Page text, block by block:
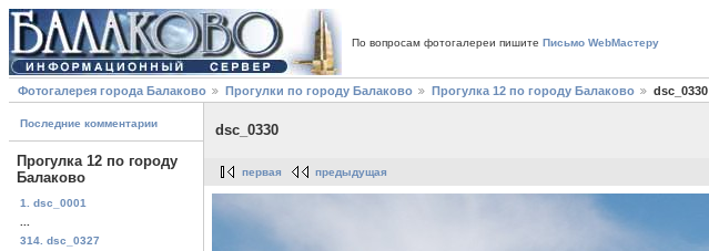
По вопросам фотогалереи пишите Письмо WebМастеру
Фотогалерея города Балаково Прогулки по городу Балаково Прогулка 12 по городу Балаково dsc_0330
Последние комментарии
Прогулка 12 по городу
Балаково
1. dsc_0001
314. dsc_0327
dsc_0330
первая предыдущая